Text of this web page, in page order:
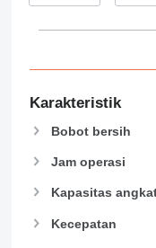
928
930
950
962
963
972
973
Karakteristik
Bobot bersih
Jam operasi
Kapasitas
Kecepatan